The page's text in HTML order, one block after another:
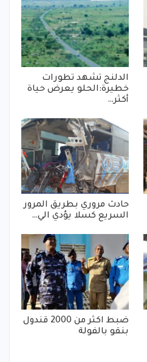
الدلنج تشهد تطورات
خطيرة:الحلو يعرض حياة
أكثر…
حادث مروري بطريق المرور
السريع كسلا يؤدي الي…
ضبط اكثر من 2000 قندول
بنقو بالفولة